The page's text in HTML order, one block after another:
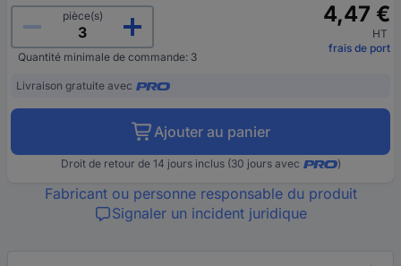
pièce(s)
Quantité minimale de commande: 3
4,47 €
HT
frais de port
Livraison gratuite avec
Ajouter au panier
Droit de retour de 14 jours inclus (30 jours avec )
Fabricant ou personne responsable du produit
Signaler un incident juridique